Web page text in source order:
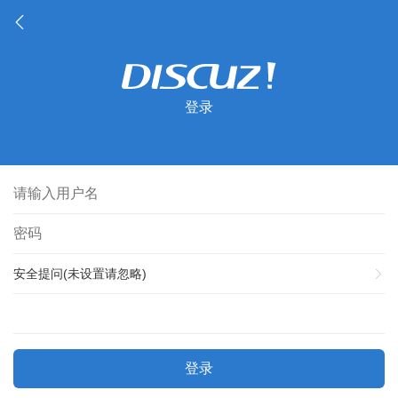
登录
安全提问(未设置请忽略)
登录